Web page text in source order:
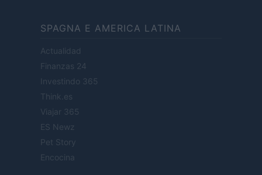
SPAGNA E AMERICA LATINA
Actualidad
Finanzas 24
Investindo 365
Think.es
Viajar 365
ES Newz
Pet Story
Encocina